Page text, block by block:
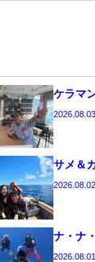
ケラマ
2026.08.03
サメ＆
2026.08.02
ナ・ナ
2026.08.01